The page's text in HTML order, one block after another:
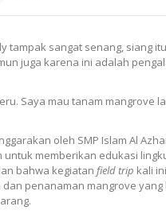
tampak sangat senang,
juga karena ini adalah
Saya mau tanam mangrove
oleh SMP Islam Al
memberikan edukasi
bahwa kegiatan field trip kali
penanaman mangrove